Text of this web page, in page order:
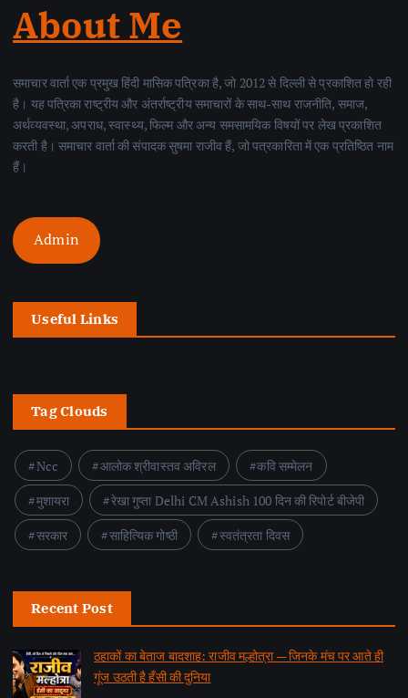
About Me
समाचार वार्ता एक प्रमुख हिंदी मासिक पत्रिका है, जो 2012 से दिल्ली से प्रकाशित हो रही
है। यह पत्रिका राष्ट्रीय और अंतर्राष्ट्रीय समाचारों के साथ-साथ राजनीति, समाज,
अर्थव्यवस्था, अपराध, स्वास्थ्य, फिल्म और अन्य समसामयिक विषयों पर लेख प्रकाशित
करती है। समाचार वार्ता की संपादक सुषमा राजीव हैं, जो पत्रकारिता में एक प्रतिष्ठित नाम
हैं।
Admin
Useful Links
Tag Clouds
Ncc आलोक श्रीवास्तव अविरल
कवि सम्मेलन
मुशायरा
रेखा गुप्ता Delhi CM Ashish 100 दिन की रिपोर्ट बीजेपी
सरकार
साहित्यिक गोष्ठी स्वतंत्रता दिवस
Recent Post
ठहाकों का बेताज बादशाह: राजीव मल्होत्रा — जिनके मंच पर आते ही
गूंज उठती है हँसी की दुनिया